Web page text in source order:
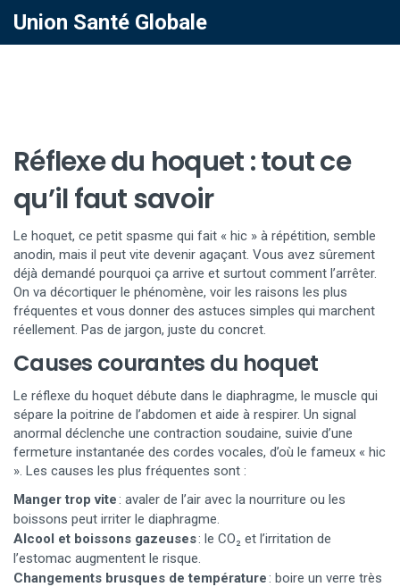
Union Santé Globale
Réflexe du hoquet : tout ce
qu’il faut savoir
Le hoquet, ce petit spasme qui fait « hic » à répétition, semble
anodin, mais il peut vite devenir agaçant. Vous avez sûrement
déjà demandé pourquoi ça arrive et surtout comment l’arrêter.
On va décortiquer le phénomène, voir les raisons les plus
fréquentes et vous donner des astuces simples qui marchent
réellement. Pas de jargon, juste du concret.
Causes courantes du hoquet
Le réflexe du hoquet débute dans le diaphragme, le muscle qui
sépare la poitrine de l’abdomen et aide à respirer. Un signal
anormal déclenche une contraction soudaine, suivie d’une
fermeture instantanée des cordes vocales, d’où le fameux « hic
». Les causes les plus fréquentes sont :
Manger trop vite: avaler de l’air avec la nourriture ou les
boissons peut irriter le diaphragme.
Alcool et boissons gazeuses: le CO₂ et l’irritation de
l’estomac augmentent le risque.
Changements brusques de température: boire un verre très